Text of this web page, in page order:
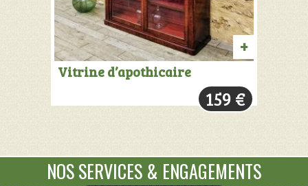
PANIER
Vitrine d’apothicaire
159 €
NOS SERVICES & ENGAGEMENTS